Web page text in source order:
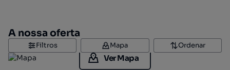
A nossa oferta
Filtros Mapa Ordenar
Ver Mapa